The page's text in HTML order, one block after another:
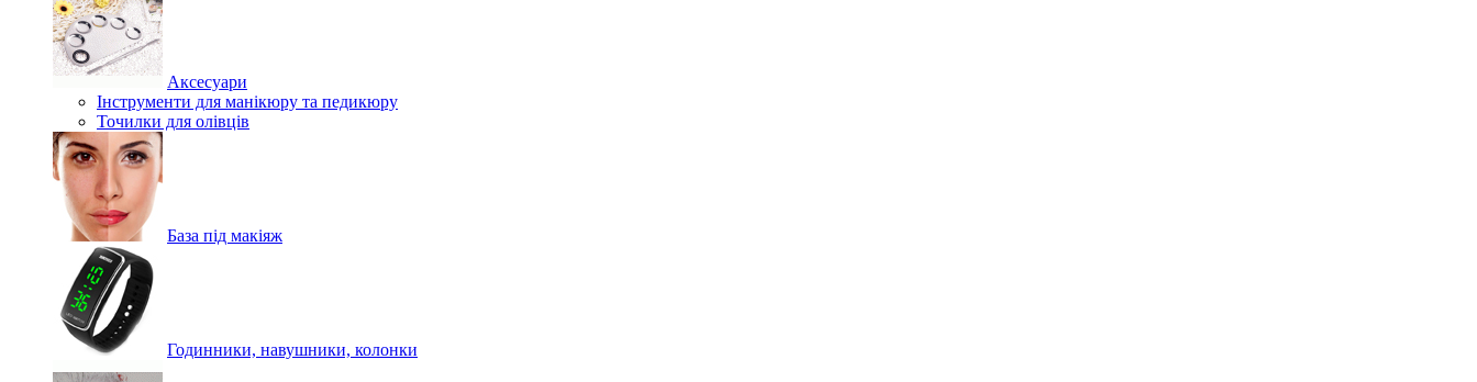
Аксесуари
Інструменти для манікюру та педикюру
Точилки для олівців
База під макіяж
Годинники, навушники, колонки